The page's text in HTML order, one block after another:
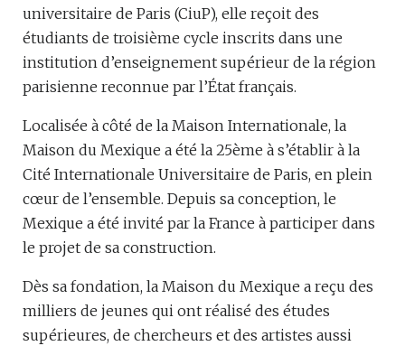
universitaire de Paris (CiuP), elle reçoit des
étudiants de troisième cycle inscrits dans une
institution d’enseignement supérieur de la région
parisienne reconnue par l’État français.
Localisée à côté de la Maison Internationale, la
Maison du Mexique a été la 25ème à s’établir à la
Cité Internationale Universitaire de Paris, en plein
cœur de l’ensemble. Depuis sa conception, le
Mexique a été invité par la France à participer dans
le projet de sa construction.
Dès sa fondation, la Maison du Mexique a reçu des
milliers de jeunes qui ont réalisé des études
supérieures, de chercheurs et des artistes aussi